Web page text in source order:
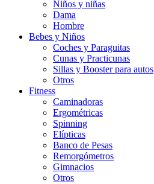
Niños y niñas
Dama
Hombre
Bebes y Niños
Coches y Paraguitas
Cunas y Practicunas
Sillas y Booster para autos
Otros
Fitness
Caminadoras
Ergométricas
Spinning
Elípticas
Banco de Pesas
Remorgómetros
Gimnacios
Otros